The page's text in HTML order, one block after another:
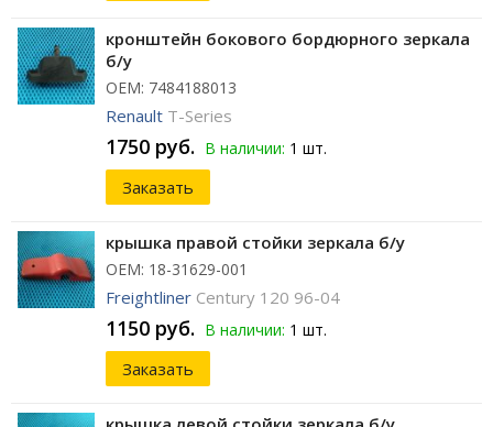
кронштейн бокового бордюрного зеркала
б/у
ОЕМ: 7484188013
Renault T-Series
1750 руб. В наличии: 1 шт.
Заказать
крышка правой стойки зеркала б/у
ОЕМ: 18-31629-001
Freightliner Century 120 96-04
1150 руб. В наличии: 1 шт.
Заказать